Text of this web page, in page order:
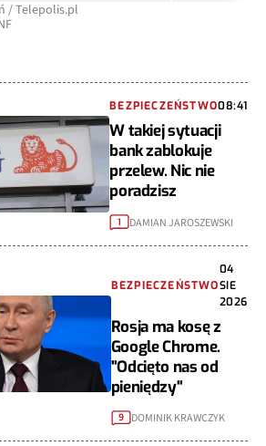
/ Telepolis.pl
BEZPIECZEŃSTWO08:41
W takiej sytuacji
bank zablokuje
przelew. Nic nie
poradzisz
1 DAMIAN JAROSZEWSKI
BEZPIECZEŃSTWO
04
SIE
2026
Rosja ma kosę z
Google Chrome.
"Odcięto nas od
pieniędzy"
9 DOMINIK KRAWCZYK